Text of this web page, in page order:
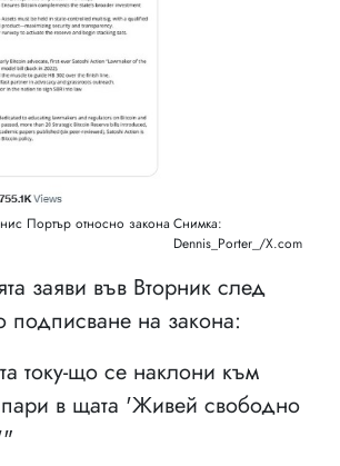
Портър относно закона Снимка:
Dennis_Porter_/X.com
заяви във Вторник след
подписване на закона:
току-що се наклони към
пари в щата 'Живей свободно